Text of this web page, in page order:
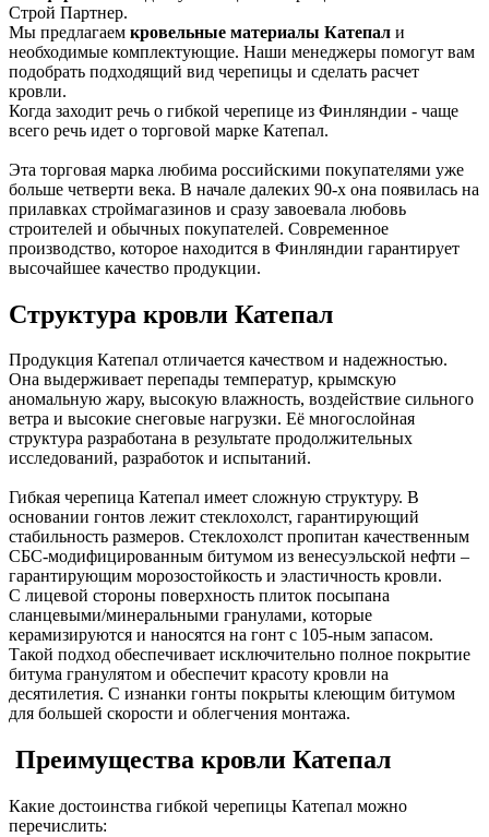
Строй Партнер.
Мы предлагаем кровельные материалы Катепал и
необходимые комплектующие. Наши менеджеры помогут вам
подобрать подходящий вид черепицы и сделать расчет
кровли.
Когда заходит речь о гибкой черепице из Финляндии - чаще
всего речь идет о торговой марке Катепал.
Эта торговая марка любима российскими покупателями уже
больше четверти века. В начале далеких 90-х она появилась на
прилавках строймагазинов и сразу завоевала любовь
строителей и обычных покупателей. Современное
производство, которое находится в Финляндии гарантирует
высочайшее качество продукции.
Структура кровли Катепал
Продукция Катепал отличается качеством и надежностью.
Она выдерживает перепады температур, крымскую
аномальную жару, высокую влажность, воздействие сильного
ветра и высокие снеговые нагрузки. Её многослойная
структура разработана в результате продолжительных
исследований, разработок и испытаний.
Гибкая черепица Катепал имеет сложную структуру. В
основании гонтов лежит стеклохолст, гарантирующий
стабильность размеров. Стеклохолст пропитан качественным
СБС-модифицированным битумом из венесуэльской нефти –
гарантирующим морозостойкость и эластичность кровли.
С лицевой стороны поверхность плиток посыпана
сланцевыми/минеральными гранулами, которые
керамизируются и наносятся на гонт с 105-ным запасом.
Такой подход обеспечивает исключительно полное покрытие
битума гранулятом и обеспечит красоту кровли на
десятилетия. С изнанки гонты покрыты клеющим битумом
для большей скорости и облегчения монтажа.
Преимущества кровли Катепал
Какие достоинства гибкой черепицы Катепал можно
перечислить: